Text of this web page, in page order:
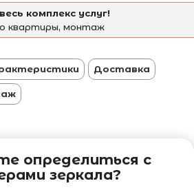
комплекс услуг!
квартиры, монтаж
Доставка
определиться с
зеркала?